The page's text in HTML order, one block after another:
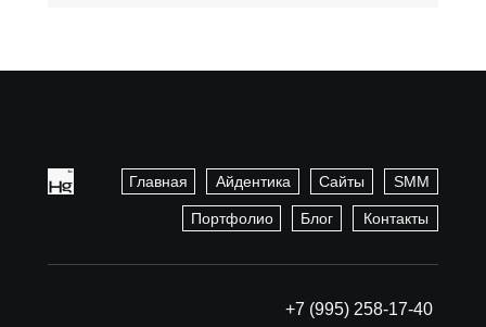
Главная Айдентика Сайты SMM
Портфолио Блог Контакты
+7 (995) 258-17-40